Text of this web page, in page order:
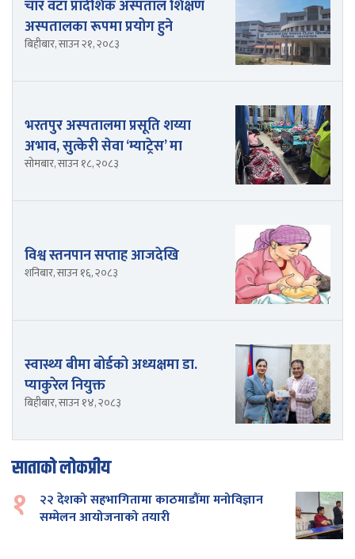
चार वटा प्रादेशिक अस्पताल शिक्षण
अस्पतालका रूपमा प्रयोग हुने
बिहीबार, साउन २१, २०८३
भरतपुर अस्पतालमा प्रसूति शय्या
अभाव, सुत्केरी सेवा ‘म्याट्रेस’ मा
सोमबार, साउन १८, २०८३
विश्व स्तनपान सप्ताह आजदेखि
शनिबार, साउन १६, २०८३
स्वास्थ्य बीमा बोर्डको अध्यक्षमा डा.
प्याकुरेल नियुक्त
बिहीबार, साउन १४, २०८३
साताको लोकप्रीय
१
२२ देशको सहभागितामा काठमाडौंमा मनोविज्ञान
सम्मेलन आयोजनाको तयारी